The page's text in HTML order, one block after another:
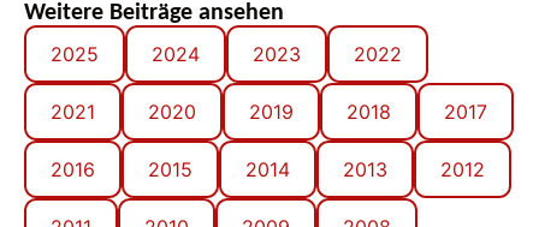
Weitere Beiträge ansehen
2025
2024 2023 2022
2021 2020 2019 2018 2017
2016 2015 2014 2013 2012